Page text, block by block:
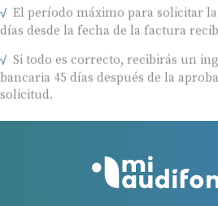
El período máximo para solicitar la
días desde la fecha de la factura
Si todo es correcto, recibirás un
bancaria 45 días después de la
solicitud.